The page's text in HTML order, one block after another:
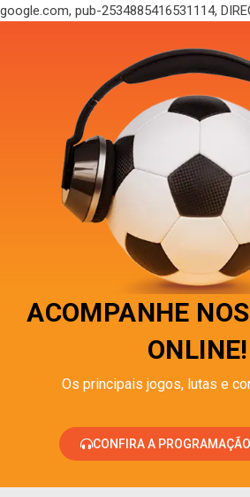
google.com, pub-2534885416531114,
ACOMPANHE
ONLINE!
Os principais jogos, lutas e
CONFIRA A